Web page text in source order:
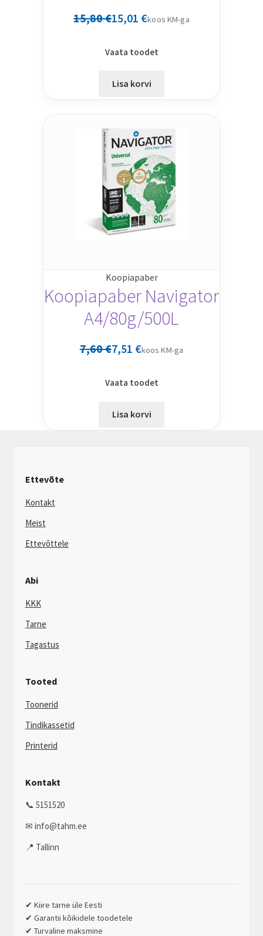
15,80€15,01 €koos KM-ga
Vaata toodet
Lisa korvi
Koopiapaber
Koopiapaber Navigator
A4/80g/500L
7,60€7,51 €koos KM-ga
Vaata toodet
Lisa korvi
Ettevõte
Kontakt
Meist
Ettevõttele
Abi
KKK
Tarne
Tagastus
Tooted
Toonerid
Tindikassetid
Printerid
Kontakt
📞 5151520
✉ info@tahm.ee
📍 Tallinn
✔ Kiire tarne üle Eesti
✔ Garantii kõikidele toodetele
✔ Turvaline maksmine